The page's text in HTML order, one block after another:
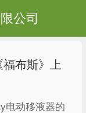
公司
布斯》上
电动移液器的